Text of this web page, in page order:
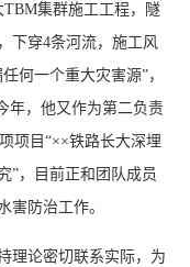
集群施工工程，隧
下穿4条河流，施工风
何一个重大灾害源”，
年，他又作为第二负责
项目“××铁路长大深埋
”，目前正和团队成员
害防治工作。
理论密切联系实际，为